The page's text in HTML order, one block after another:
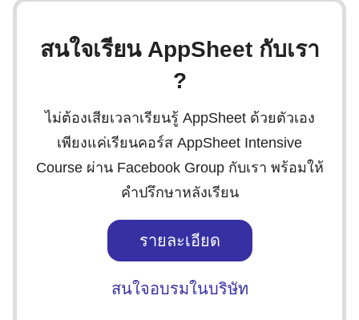
สนใจเรียน AppSheet กับเรา
?
ไม่ต้องเสียเวลาเรียนรู้ AppSheet ด้วยตัวเอง
เพียงแค่เรียนคอร์ส AppSheet Intensive
Course ผ่าน Facebook Group กับเรา พร้อมให้
คำปรึกษาหลังเรียน
รายละเอียด
สนใจอบรมในบริษัท